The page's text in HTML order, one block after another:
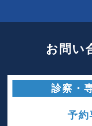
お問い
診察・
予約